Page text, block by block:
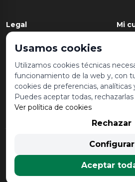
Legal
Política de Privacidad
Aviso legal y condiciones de
uso
Política de Cookies
Mi
Mis
Lista
© 2026 Desguace Malvarrosa. Todos
Desarrollado por
Usamos cookies
Utilizamos cookies técnicas
funcionamiento de la web y, con
cookies de preferencias,
Puedes aceptar todas,
Ver política de cookies
Rechazar
Configurar
Aceptar